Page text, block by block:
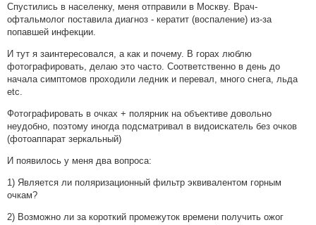
Спустились в населенку, меня отправили в Москву. Врач-
офтальмолог поставила диагноз - кератит (воспаление) из-за
попавшей инфекции.
И тут я заинтересовался, а как и почему. В горах люблю
фотографировать, делаю это часто. Соответственно в день до
начала симптомов проходили ледник и перевал, много снега, льда
etc.
Фотографировать в очках + полярник на объективе довольно
неудобно, поэтому иногда подсматривал в видоискатель без очков
(фотоаппарат зеркальный)
И появилось у меня два вопроса:
1) Является ли поляризационный фильтр эквивалентом горным
очкам?
2) Возможно ли за короткий промежуток времени получить ожог